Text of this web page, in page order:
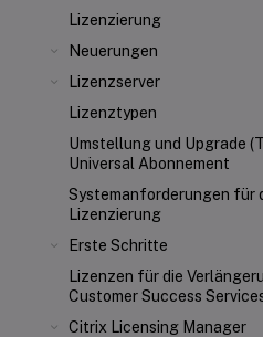
Lizenzierung
Neuerungen
Lizenzserver
Lizenztypen
Umstellung und Upgrade
Universal Abonnement
Systemanforderungen für
Lizenzierung
Erste Schritte
Lizenzen für die
Customer Success
Citrix Licensing Manager